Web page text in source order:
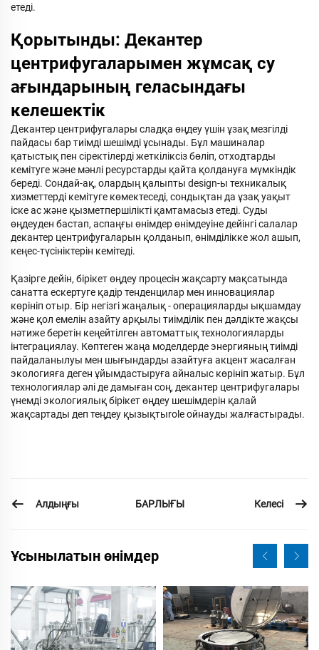
етеді.
Қорытынды: Декантер
центрифугаларымен жұмсақ су
ағындарының геласындағы
келешектік
Декантер центрифугалары сладқа өңдеу үшін ұзақ мезгілді
пайдасы бар тиімді шешімді ұсынады. Бұл машиналар
қатыстық пен сіректілерді жеткіліксіз бөліп, отходтарды
кемітуге және мәнлі ресурстарды қайта қолдануға мүмкіндік
береді. Сондай-ақ, олардың қалыпты design-ы техникалық
хизметтерді кемітуге көмектеседі, сондықтан да ұзақ уақыт
іске ас және қызметпершілікті қамтамасыз етеді. Суды
өңдеуден бастап, аспаңғы өнімдер өнімдеуіне дейінгі салалар
декантер центрифугаларын қолданып, өнімділікке жол ашып,
кеңес-түсініктерін кемітеді.
Қазірге дейін, бірікет өңдеу процесін жақсарту мақсатында
санатта ескертуге қадір тенденцилар мен инновациялар
көрініп отыр. Бір негізгі жаңалық - операцияларды ықшамдау
және қол емелін азайту арқылы тиімділік пен дәлдікте жақсы
нәтиже беретін кеңейтілген автоматтық технологияларды
інтеграциялау. Көптеген жаңа моделдерде энергияның тиімді
пайдаланылуы мен шығындарды азайтуға акцент жасалған
экологияға деген ұйымдастыруға айналыс көрініп жатыр. Бұл
технологиялар әлі де дамыған соң, декантер центрифугалары
үнемді экологиялық бірікет өңдеу шешімдерін қалай
жақсартады деп теңдеу қызықтыrole ойнауды жалғастырады.
Алдыңғы БАРЛЫҒЫ Келесі
Ұсынылатын өнімдер